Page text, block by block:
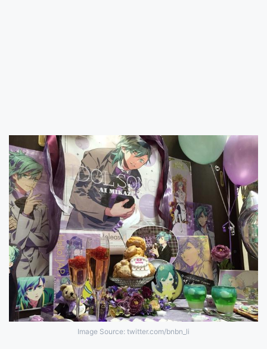
Image Source: twitter.com/bnbn_li